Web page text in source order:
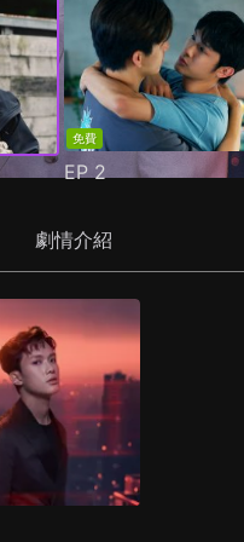
免費
EP2
劇情介紹